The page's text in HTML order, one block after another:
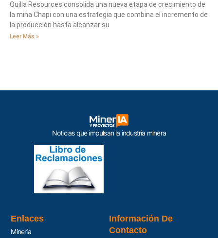
Quilla Resources consolida una nueva etapa de crecimiento de
la mina Chapi con una estrategia que combina el incremento de
la producción hasta alcanzar su
Leer Más »
Noticias que impulsan la industria minera
Enlaces
Minería
Información De
Contacto